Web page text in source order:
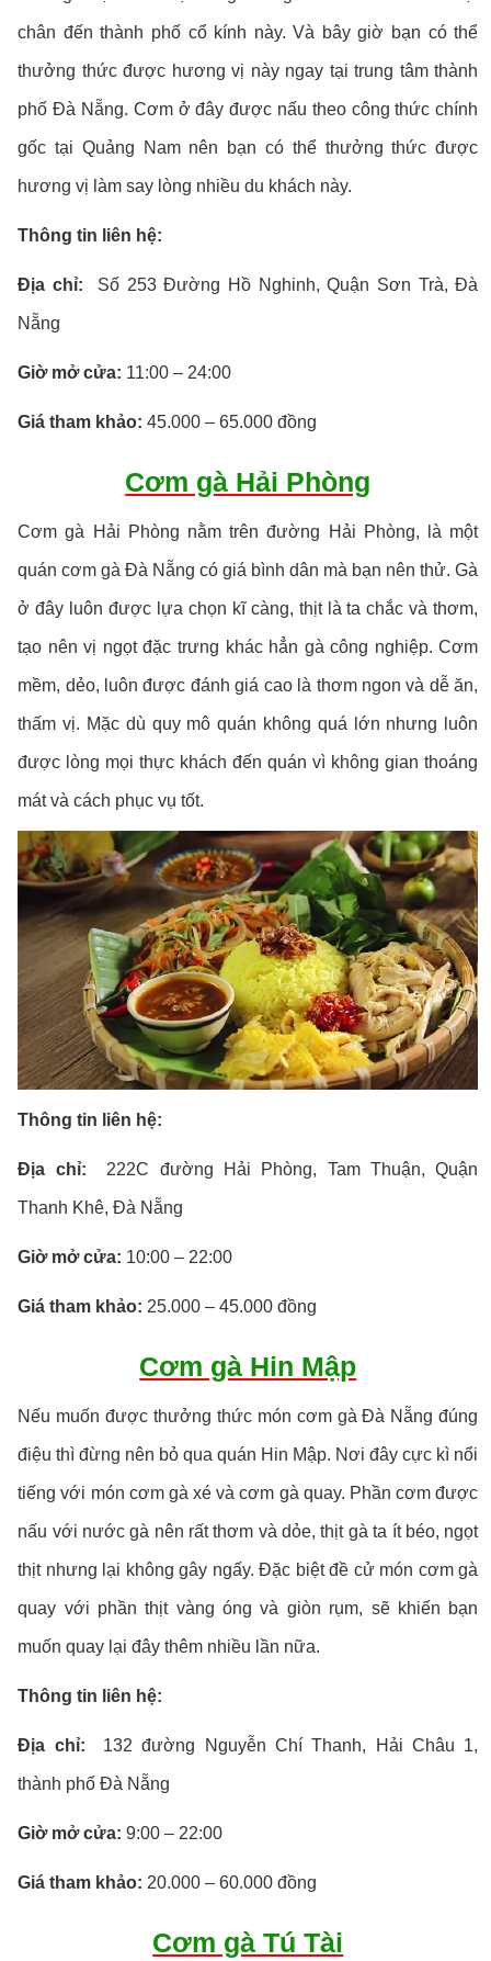
chân đến thành phố cổ kính này. Và bây giờ bạn có thể
thưởng thức được hương vị này ngay tại trung tâm thành
phố Đà Nẵng. Cơm ở đây được nấu theo công thức chính
gốc tại Quảng Nam nên bạn có thể thưởng thức được
hương vị làm say lòng nhiều du khách này.
Thông tin liên hệ:
Địa chỉ: Số 253 Đường Hồ Nghinh, Quận Sơn Trà, Đà
Nẵng
Giờ mở cửa: 11:00 – 24:00
Giá tham khảo: 45.000 – 65.000 đồng
Cơm gà Hải Phòng
Cơm gà Hải Phòng nằm trên đường Hải Phòng, là một
quán cơm gà Đà Nẵng có giá bình dân mà bạn nên thử. Gà
ở đây luôn được lựa chọn kĩ càng, thịt là ta chắc và thơm,
tạo nên vị ngọt đặc trưng khác hẳn gà công nghiệp. Cơm
mềm, dẻo, luôn được đánh giá cao là thơm ngon và dễ ăn,
thấm vị. Mặc dù quy mô quán không quá lớn nhưng luôn
được lòng mọi thực khách đến quán vì không gian thoáng
mát và cách phục vụ tốt.
Thông tin liên hệ:
Địa chỉ: 222C đường Hải Phòng, Tam Thuận, Quận
Thanh Khê, Đà Nẵng
Giờ mở cửa: 10:00 – 22:00
Giá tham khảo: 25.000 – 45.000 đồng
Cơm gà Hin Mập
Nếu muốn được thưởng thức món cơm gà Đà Nẵng đúng
điệu thì đừng nên bỏ qua quán Hin Mập. Nơi đây cực kì nổi
tiếng với món cơm gà xé và cơm gà quay. Phần cơm được
nấu với nước gà nên rất thơm và dỏe, thịt gà ta ít béo, ngọt
thịt nhưng lại không gây ngấy. Đặc biệt đề cử món cơm gà
quay với phần thịt vàng óng và giòn rụm, sẽ khiến bạn
muốn quay lại đây thêm nhiều lần nữa.
Thông tin liên hệ:
Địa chỉ: 132 đường Nguyễn Chí Thanh, Hải Châu 1,
thành phố Đà Nẵng
Giờ mở cửa: 9:00 – 22:00
Giá tham khảo: 20.000 – 60.000 đồng
Cơm gà Tú Tài